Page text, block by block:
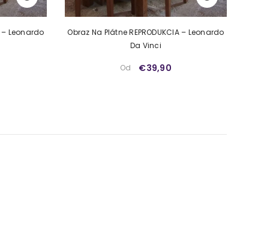
– Leonardo
Obraz Na Plátne REPRODUKCIA – Leonardo
Da Vinci
Od €39,90